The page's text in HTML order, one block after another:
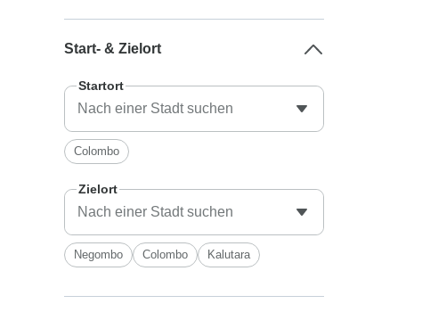
Start- & Zielort
Startort
Colombo
Zielort
Negombo Colombo Kalutara